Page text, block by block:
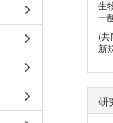
生
一
(
新
研